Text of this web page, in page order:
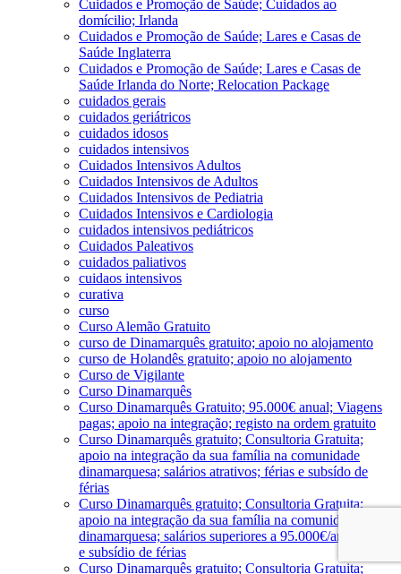
Cuidados e Promoção de Saúde; Cuidados ao
domícilio; Irlanda
Cuidados e Promoção de Saúde; Lares e Casas de
Saúde Inglaterra
Cuidados e Promoção de Saúde; Lares e Casas de
Saúde Irlanda do Norte; Relocation Package
cuidados gerais
cuidados geriátricos
cuidados idosos
cuidados intensivos
Cuidados Intensivos Adultos
Cuidados Intensivos de Adultos
Cuidados Intensivos de Pediatria
Cuidados Intensivos e Cardiologia
cuidados intensivos pediátricos
Cuidados Paleativos
cuidados paliativos
cuidaos intensivos
curativa
curso
Curso Alemão Gratuito
curso de Dinamarquês gratuito; apoio no alojamento
curso de Holandês gratuito; apoio no alojamento
Curso de Vigilante
Curso Dinamarquês
Curso Dinamarquês Gratuito; 95.000€ anual; Viagens
pagas; apoio na integração; registo na ordem gratuito
Curso Dinamarquês gratuito; Consultoria Gratuita;
apoio na integração da sua família na comunidade
dinamarquesa; salários atrativos; férias e subsído de
férias
Curso Dinamarquês gratuito; Consultoria Gratuita;
apoio na integração da sua família na comunidade
dinamarquesa; salários superiores a 95.000€/ano; férias
e subsídio de férias
Curso Dinamarquês gratuito; Consultoria Gratuita;